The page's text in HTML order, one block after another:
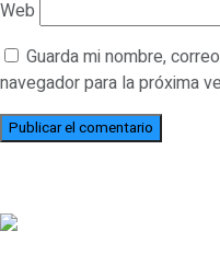
Web
Guarda mi nombre,
navegador para la próxima